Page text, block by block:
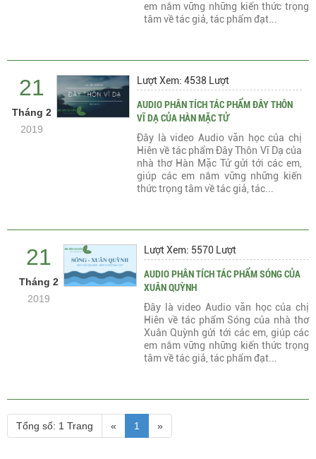
em nắm vững những kiến thức trọng
tâm về tác giả, tác phẩm đạt...
21
Tháng 2
2019
Lượt Xem: 4538 Lượt
AUDIO PHÂN TÍCH TÁC PHẨM ĐÂY THÔN
VĨ DẠ CỦA HÀN MẶC TỬ
Đây là video Audio văn học của chị
Hiên về tác phẩm Đây Thôn Vĩ Dạ của
nhà thơ Hàn Mặc Tử gửi tới các em,
giúp các em nắm vững những kiến
thức trọng tâm về tác giả, tác...
21
Tháng 2
2019
Lượt Xem: 5570 Lượt
AUDIO PHÂN TÍCH TÁC PHẨM SÓNG CỦA
XUÂN QUỲNH
Đây là video Audio văn học của chị
Hiên về tác phẩm Sóng của nhà thơ
Xuân Quỳnh gửi tới các em, giúp các
em nắm vững những kiến thức trọng
tâm về tác giả, tác phẩm đạt...
Tổng số: 1 Trang « 1 »